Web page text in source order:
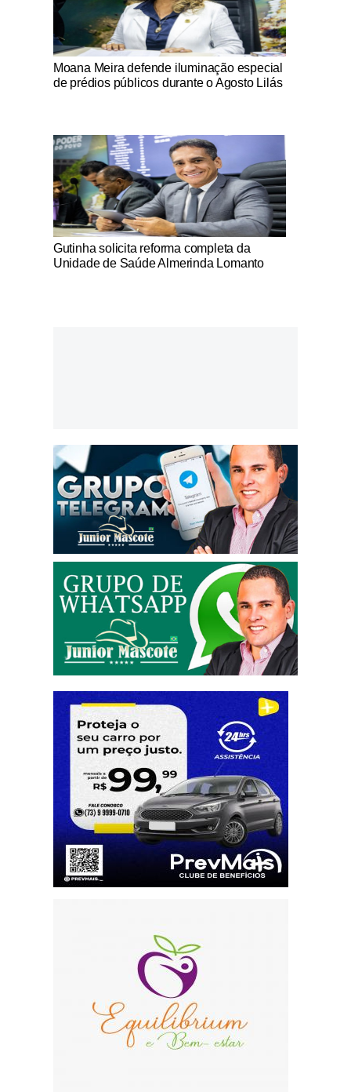
Notícias Católicas
Moana Meira defende iluminação especial
de prédios públicos durante o Agosto Lilás
Notícias Católicas
Gutinha solicita reforma completa da
Unidade de Saúde Almerinda Lomanto